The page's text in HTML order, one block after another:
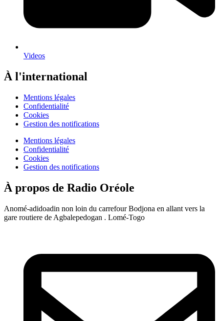
Videos
À l'international
Mentions légales
Confidentialité
Cookies
Gestion des notifications
Mentions légales
Confidentialité
Cookies
Gestion des notifications
À propos de Radio Oréole
Anomé-adidoadin non loin du carrefour Bodjona en allant vers la
gare routiere de Agbalepedogan . Lomé-Togo